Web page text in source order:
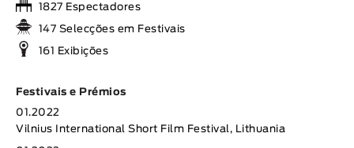
1827 Espectadores
147 Selecções em Festivais
161 Exibições
Festivais e Prémios
01.2022
Vilnius International Short Film Festival, Lithuania